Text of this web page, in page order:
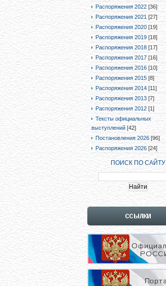
Распоряжения 2022 [36]
Распоряжения 2021 [27]
Распоряжения 2020 [19]
Распоряжения 2019 [18]
Распоряжения 2018 [17]
Распоряжения 2017 [16]
Распоряжения 2016 [10]
Распоряжения 2015 [8]
Распоряжения 2014 [11]
Распоряжения 2013 [7]
Распоряжения 2012 [1]
Тексты официальных
выступлений [42]
Постановления 2026 [96]
Распоряжения 2026 [24]
ПОИСК ПО САЙТУ